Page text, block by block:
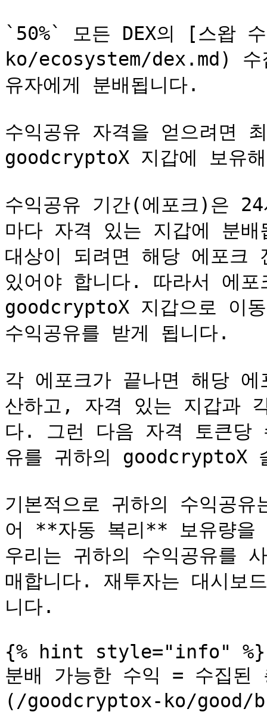
`50%` 모든 DEX의 [스왑
ko/ecosystem/dex.md) 수
유자에게 분배됩니다.
수익공유 자격을 얻으려면
goodcryptoX 지갑에 보유
수익공유 기간(에포크)은
마다 자격 있는 지갑에 분
대상이 되려면 해당 에포크
있어야 합니다. 따라서 에포
goodcryptoX 지갑으로 이
수익공유를 받게 됩니다.
각 에포크가 끝나면 해당
산하고, 자격 있는 지갑과
다. 그런 다음 자격 토큰당
유를 귀하의 goodcryptoX
기본적으로 귀하의 수익공유
어 **자동 복리** 보유량을
우리는 귀하의 수익공유를
매합니다. 재투자는 대시보
니다.
{% hint style="info" %}
분배 가능한 수익 = 수집
(/goodcryptox-ko/good/